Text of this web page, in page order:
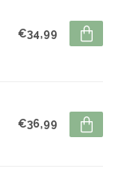
€34,99
€36,99